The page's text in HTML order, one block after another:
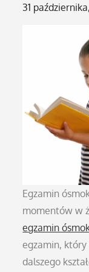
Posted
31
Egzamin
momentów w
egzamin
egzamin,
dalszego